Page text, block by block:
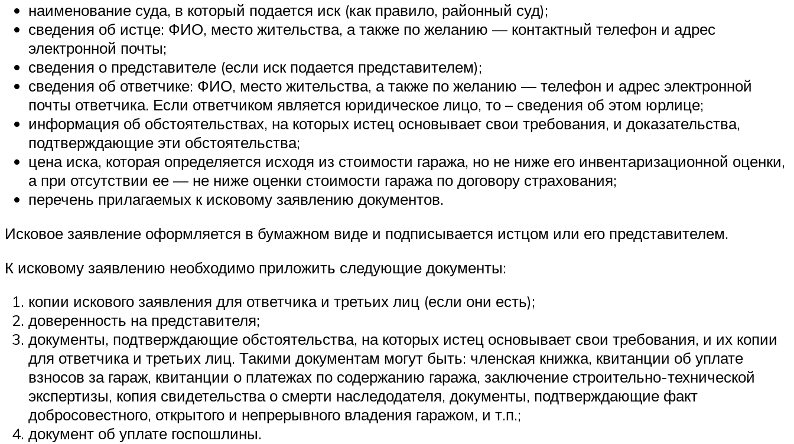
наименование суда, в который подается иск (как правило, районный суд);
сведения об истце: ФИО, место жительства, а также по желанию — контактный телефон и адрес
электронной почты;
сведения о представителе (если иск подается представителем);
сведения об ответчике: ФИО, место жительства, а также по желанию — телефон и адрес электронной
почты ответчика. Если ответчиком является юридическое лицо, то – сведения об этом юрлице;
информация об обстоятельствах, на которых истец основывает свои требования, и доказательства,
подтверждающие эти обстоятельства;
цена иска, которая определяется исходя из стоимости гаража, но не ниже его инвентаризационной оценки,
а при отсутствии ее — не ниже оценки стоимости гаража по договору страхования;
перечень прилагаемых к исковому заявлению документов.
Исковое заявление оформляется в бумажном виде и подписывается истцом или его представителем.
К исковому заявлению необходимо приложить следующие документы:
копии искового заявления для ответчика и третьих лиц (если они есть);
доверенность на представителя;
документы, подтверждающие обстоятельства, на которых истец основывает свои требования, и их копии
для ответчика и третьих лиц. Такими документам могут быть: членская книжка, квитанции об уплате
взносов за гараж, квитанции о платежах по содержанию гаража, заключение строительно-технической
экспертизы, копия свидетельства о смерти наследодателя, документы, подтверждающие факт
добросовестного, открытого и непрерывного владения гаражом, и т.п.;
документ об уплате госпошлины.